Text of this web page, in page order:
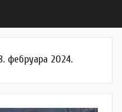
фебруара 2024.